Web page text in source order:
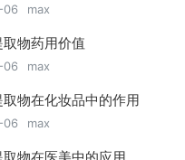
06 max
物药用价值
06 max
取物在化妆品中的作用
06 max
取物在医美中的应用